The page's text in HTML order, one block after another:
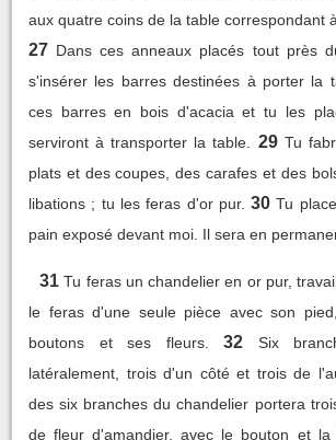
aux quatre coins de la table correspondant
27 Dans ces anneaux placés tout près
s'insérer les barres destinées à porter la
ces barres en bois d'acacia et tu les
serviront à transporter la table.
29 Tu
plats et des coupes, des carafes et des
libations ; tu les feras d'or pur. 30 Tu
pain exposé devant moi. Il sera en
31 Tu feras un chandelier en or pur,
le feras d'une seule pièce avec son
boutons et ses fleurs.
32
Six
latéralement, trois d'un côté et trois de
des six branches du chandelier portera
de fleur d'amandier, avec le bouton et la